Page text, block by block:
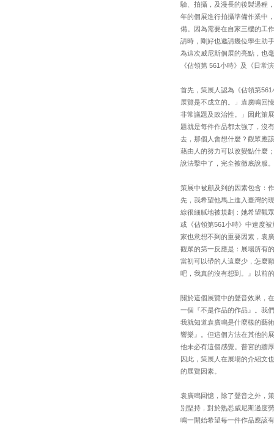
驗、拍攝，及漫長的後製過程
年的個展進行拍攝準備作業中
備。因為需要在自家三樓的工
請時，剛好也邀請幾位學生助
為這次威尼斯個展的亮點，也
《佔領第 561小時》及《日常
首先，策展人認為《佔領第
展覽是不成立的。」袁廣鳴回
非常議題及政治性。」因此策
題就是每件作品都太強了，沒
去，那個人會想什麼？觀眾應
藉由人的努力可以改變點什麼
說法擊中了，完全被徹底說服
策展中被顧及到的因素包含：
先，我希望他馬上進入臺灣的
線很細膩地被規劃：她希望觀
或《佔領第561小時》中速度
家也意想不到的重要因素，袁
觀眾的第一反應是：展場所有
當初可以帶的人這麼少，怎麼
吧，我真的沒有想到。』以前
關於這個展覽中的聲音效果，
一個『不是作品的作品』。我
我就知道袁廣鳴是什麼樣的藝
響樂』。但這個方法在其他的
他未必有這個感覺。普宮的牆
因此，策展人在展場的介紹文
的展覽因素。
袁廣鳴回憶，除了聲音之外，
別堅持，對於熟悉威尼斯過度
鳴一開始希望每一件作品應該